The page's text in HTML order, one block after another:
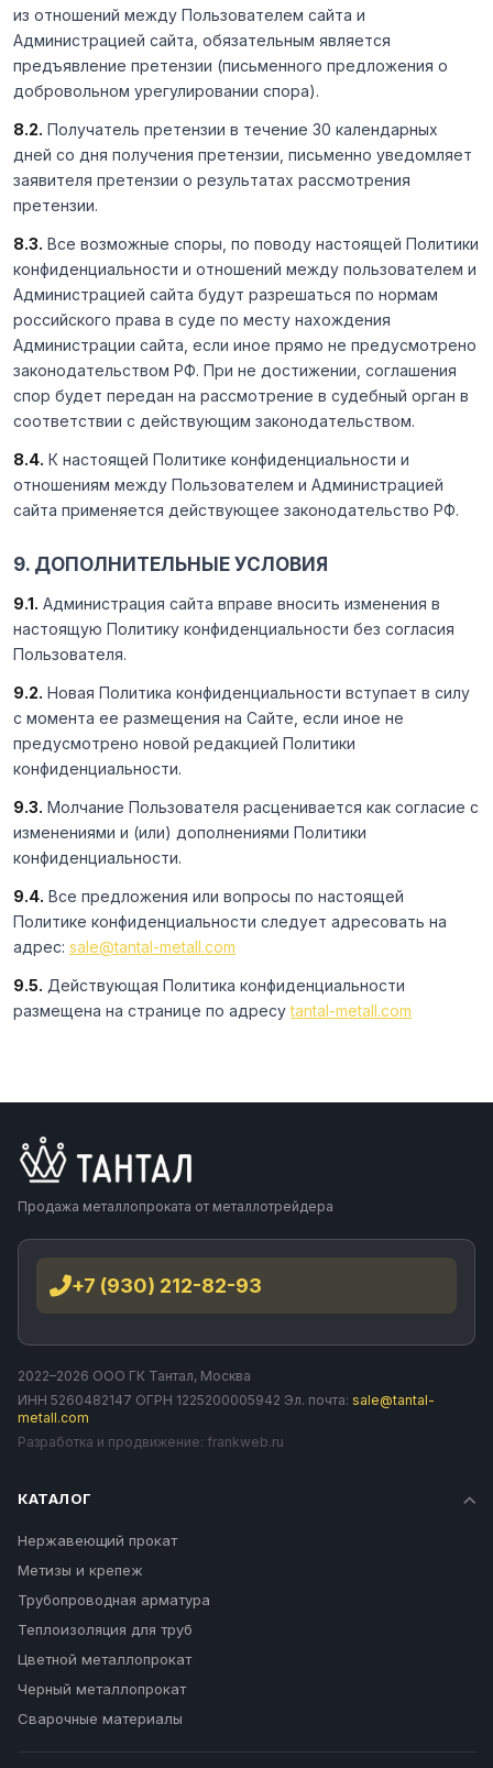
из отношений между Пользователем сайта и
Администрацией сайта, обязательным является
предъявление претензии (письменного предложения о
добровольном урегулировании спора).
8.2. Получатель претензии в течение 30 календарных
дней со дня получения претензии, письменно уведомляет
заявителя претензии о результатах рассмотрения
претензии.
8.3. Все возможные споры, по поводу настоящей Политики
конфиденциальности и отношений между пользователем и
Администрацией сайта будут разрешаться по нормам
российского права в суде по месту нахождения
Администрации сайта, если иное прямо не предусмотрено
законодательством РФ. При не достижении, соглашения
спор будет передан на рассмотрение в судебный орган в
соответствии с действующим законодательством.
8.4. К настоящей Политике конфиденциальности и
отношениям между Пользователем и Администрацией
сайта применяется действующее законодательство РФ.
9. ДОПОЛНИТЕЛЬНЫЕ УСЛОВИЯ
9.1. Администрация сайта вправе вносить изменения в
настоящую Политику конфиденциальности без согласия
Пользователя.
9.2. Новая Политика конфиденциальности вступает в силу
с момента ее размещения на Сайте, если иное не
предусмотрено новой редакцией Политики
конфиденциальности.
9.3. Молчание Пользователя расценивается как согласие с
изменениями и (или) дополнениями Политики
конфиденциальности.
9.4. Все предложения или вопросы по настоящей
Политике конфиденциальности следует адресовать на
адрес: sale@tantal-metall.com
9.5. Действующая Политика конфиденциальности
размещена на странице по адресуtantal-metall.com
Продажа металлопроката от металлотрейдера
+7 (930) 212-82-93
2022–2026 ООО ГК Тантал, Москва
ИНН 5260482147 ОГРН 1225200005942 Эл. почта: sale@tantal-
metall.com
Разработка и продвижение: frankweb.ru
КАТАЛОГ
Нержавеющий прокат
Метизы и крепеж
Трубопроводная арматура
Теплоизоляция для труб
Цветной металлопрокат
Черный металлопрокат
Сварочные материалы